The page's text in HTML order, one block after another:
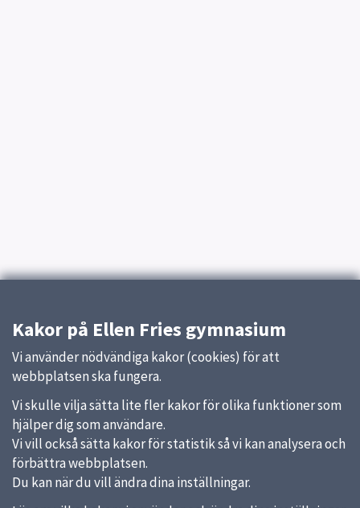
Kakor på Ellen Fries gymnasium
Vi använder nödvändiga kakor (cookies) för att
webbplatsen ska fungera.
Vi skulle vilja sätta lite fler kakor för olika funktioner som
hjälper dig som användare.
Vi vill också sätta kakor för statistik så vi kan analysera och
förbättra webbplatsen.
Du kan när du vill ändra dina inställningar.